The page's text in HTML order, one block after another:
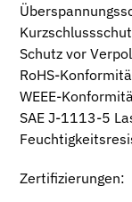
Schutz vor
RoHS-
WEEE-
SAE J-1113-5
Zertifizierungen: